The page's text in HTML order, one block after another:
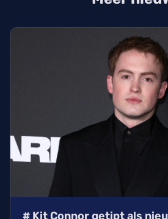
# Kit Connor getipt als